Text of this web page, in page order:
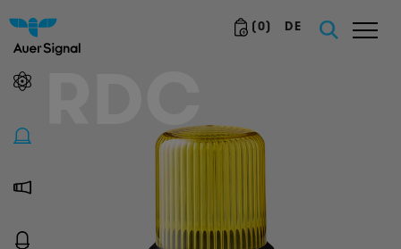
(0) DE
RDC